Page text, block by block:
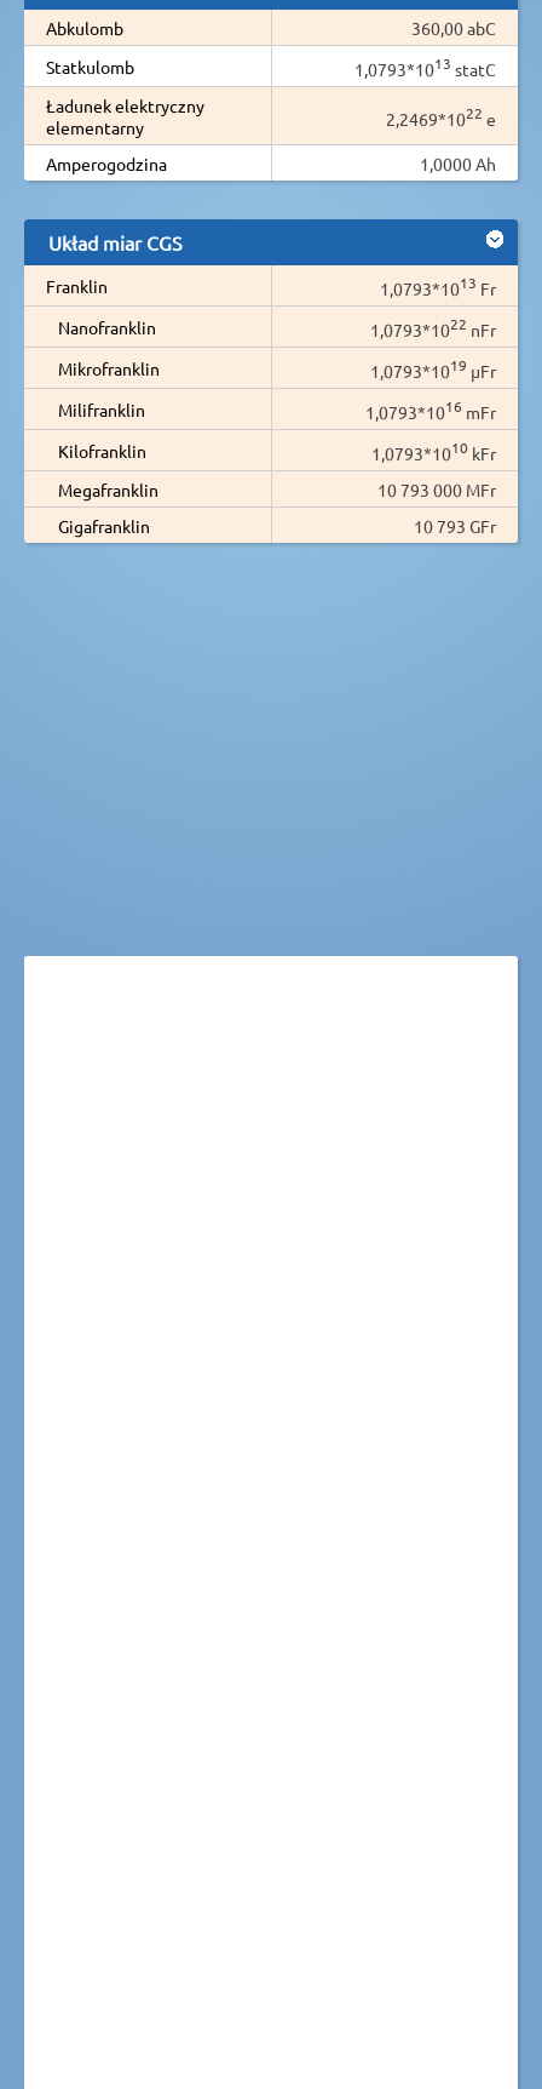
Abkulomb
360,00 abC
Statkulomb
1,0793*1013 statC
Ładunek elektryczny
elementarny
2,2469*1022 e
Amperogodzina 1,0000 Ah
Układ miar CGS
Franklin 1,0793*1013 Fr
Nanofranklin
1,0793*1022 nFr
Mikrofranklin
1,0793*1019 µFr
Milifranklin
1,0793*1016 mFr
Kilofranklin
1,0793*1010 kFr
Megafranklin
10 793 000 MFr
Gigafranklin
10 793 GFr